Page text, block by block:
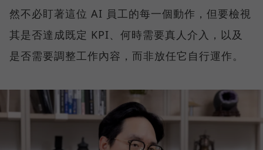
然不必盯著這位 AI 員工的每一個動作，但要檢視
其是否達成既定 KPI、何時需要真人介入，以及
是否需要調整工作內容，而非放任它自行運作。